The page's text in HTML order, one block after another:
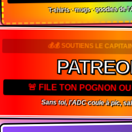
T-shirts · mugs · goodies de
💰💰 SOUTIENS LE
🚨 FILE TON POGNON
Sans toi, l'ADC coule à pic,